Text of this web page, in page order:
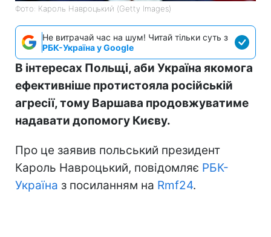
Фото: Кароль Навроцький (Getty Images)
Не витрачай час на шум! Читай тільки суть з
РБК-Україна у Google
В інтересах Польщі, аби Україна якомога
ефективніше протистояла російській
агресії, тому Варшава продовжуватиме
надавати допомогу Києву.
Про це заявив польський президент
Кароль Навроцький, повідомляє РБК-
Україна з посиланням на Rmf24.